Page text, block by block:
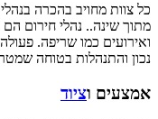
כל צוות מחויב בהכרה
מתוך שינה.. נהלי חירום
ואירועים כמו שריפה.
נכון והתנהלות בטוחה
אמצעים וציוד